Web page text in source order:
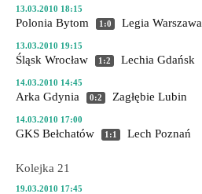
13.03.2010 18:15
Polonia Bytom 1:0 Legia Warszawa
13.03.2010 19:15
Śląsk Wrocław 1:2 Lechia Gdańsk
14.03.2010 14:45
Arka Gdynia 0:2 Zagłębie Lubin
14.03.2010 17:00
GKS Bełchatów 1:1 Lech Poznań
Kolejka 21
19.03.2010 17:45